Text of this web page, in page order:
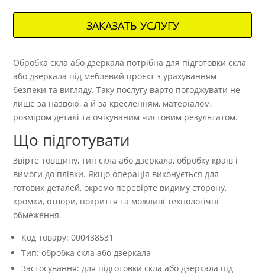
ЗАКАЗАТЬ УСЛУГУ
Обробка скла або дзеркала потрібна для підготовки скла
або дзеркала під меблевий проєкт з урахуванням
безпеки та вигляду. Таку послугу варто погоджувати не
лише за назвою, а й за кресленням, матеріалом,
розміром деталі та очікуваним чистовим результатом.
Що підготувати
Звірте товщину, тип скла або дзеркала, обробку країв і
вимоги до плівки. Якщо операція виконується для
готових деталей, окремо перевірте видиму сторону,
кромки, отвори, покриття та можливі технологічні
обмеження.
Код товару: 000438531
Тип: обробка скла або дзеркала
Застосування: для підготовки скла або дзеркала під